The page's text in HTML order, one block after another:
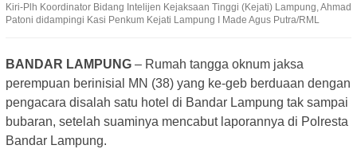
Kiri-Plh Koordinator Bidang Intelijen Kejaksaan Tinggi (Kejati) Lampung, Ahmad
Patoni didampingi Kasi Penkum Kejati Lampung I Made Agus Putra/RML
BANDAR LAMPUNG – Rumah tangga oknum jaksa
perempuan berinisial MN (38) yang ke-geb berduaan dengan
pengacara disalah satu hotel di Bandar Lampung tak sampai
bubaran, setelah suaminya mencabut laporannya di Polresta
Bandar Lampung.